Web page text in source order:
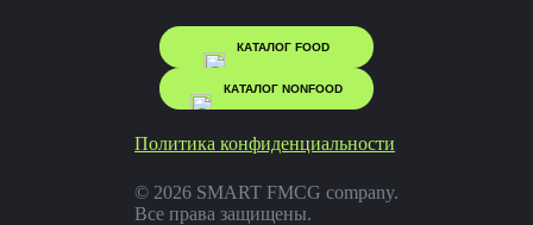
КАТАЛОГ FOOD
КАТАЛОГ NONFOOD
Политика конфиденциальности
© 2026 SMART FMCG company.
Все права защищены.